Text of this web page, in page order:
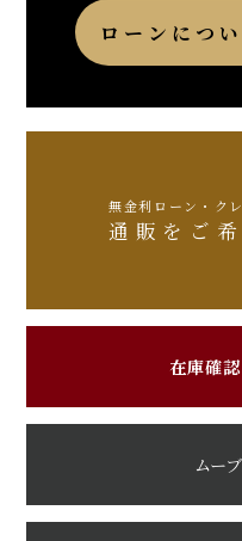
ローンにつ
無金利ローン・ク
通販をご
在庫確
ムー